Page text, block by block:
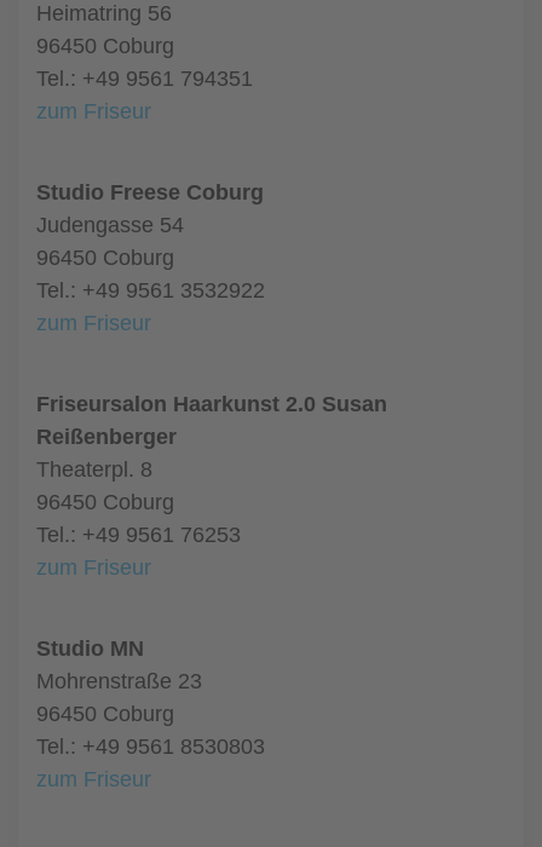
Heimatring 56
96450 Coburg
Tel.: +49 9561 794351
zum Friseur
Studio Freese Coburg
Judengasse 54
96450 Coburg
Tel.: +49 9561 3532922
zum Friseur
Friseursalon Haarkunst 2.0 Susan
Reißenberger
Theaterpl. 8
96450 Coburg
Tel.: +49 9561 76253
zum Friseur
Studio MN
Mohrenstraße 23
96450 Coburg
Tel.: +49 9561 8530803
zum Friseur